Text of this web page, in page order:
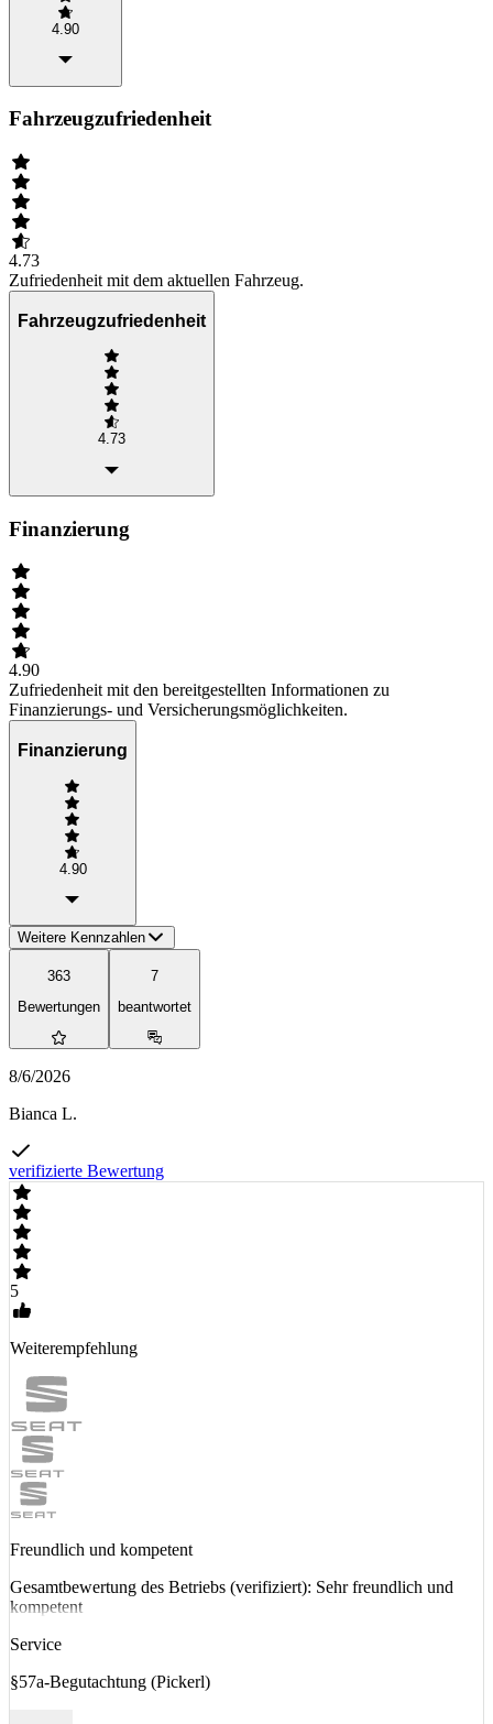
4.90
Fahrzeugzufriedenheit
4.73
Zufriedenheit mit dem aktuellen Fahrzeug.
Fahrzeugzufriedenheit
4.73
Finanzierung
4.90
Zufriedenheit mit den bereitgestellten Informationen zu
Finanzierungs- und Versicherungsmöglichkeiten.
Finanzierung
4.90
Weitere Kennzahlen
363
Bewertungen
7
beantwortet
8/6/2026
Bianca L.
verifizierte Bewertung
5
Weiterempfehlung
Freundlich und kompetent
Gesamtbewertung des Betriebs (verifiziert): Sehr freundlich und
kompetent
Service
§57a-Begutachtung (Pickerl)